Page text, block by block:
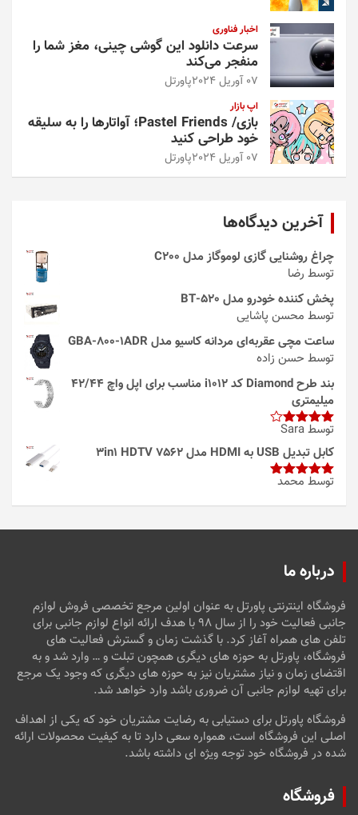
اخبار فناوری
سرعت دانلود این گوشی چینی، مغز شما را
منفجر می‌کند
07 آوریل 2024 پاورتل
اپ بازار
بازی/ Pastel Friends؛ آواتارها را به سلیقه
خود طراحی کنید
07 آوریل 2024 پاورتل
آخرین دیدگاه‌ها
چراغ روشنایی گازی لوموگاز مدل C200
توسط رضا
پخش کننده خودرو مدل 520-BT
توسط محسن پاشایی
ساعت مچی عقربه‌ای مردانه کاسیو مدل GBA-800-1ADR
توسط حسن زاده
بند طرح Diamond کد i1012 مناسب برای اپل واچ 42/44
میلیمتری
امتیاز4
از 5
توسط Sara
کابل تبدیل USB به HDMI مدل 3in1 HDTV 7562
امتیاز5از
توسط محمد
درباره ما
فروشگاه اینترنتی پاورتل به عنوان اولین مرجع تخصصی فروش لوازم
جانبی فعالیت خود را از سال ۹۸ با هدف ارائه انواع لوازم جانبی برای
تلفن های همراه آغاز کرد. با گذشت زمان و گسترش فعالیت های
فروشگاه، پاورتل به حوزه های دیگری همچون تبلت و … وارد شد و به
اقتضای زمان و نیاز مشتریان نیز به حوزه های دیگری که وجود یک مرجع
برای تهیه لوازم جانبی آن ضروری باشد وارد خواهد شد.
فروشگاه پاورتل برای دستیابی به رضایت مشتریان خود که یکی از اهداف
اصلی این فروشگاه است، همواره سعی دارد تا به کیفیت محصولات ارائه
شده در فروشگاه خود توجه ویژه ای داشته باشد.
فروشگاه